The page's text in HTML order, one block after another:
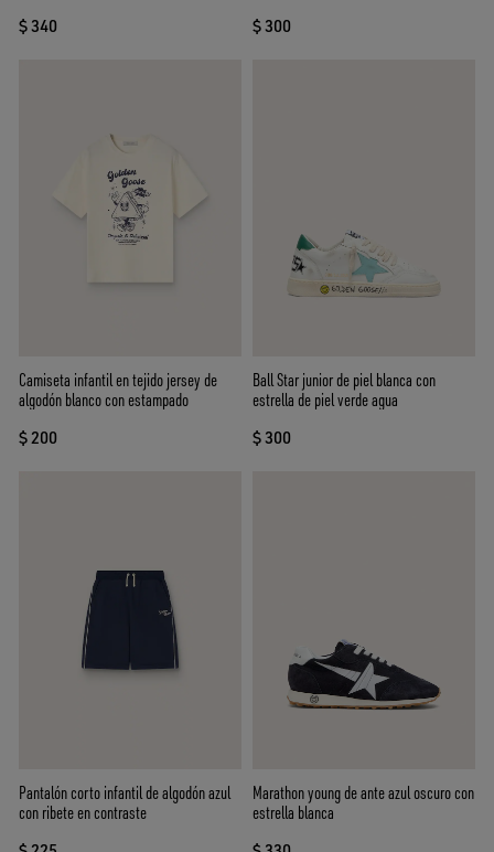
$ 340 $ 300
Camiseta infantil en tejido jersey de
algodón blanco con estampado
$ 200
Ball Star junior de piel blanca con
estrella de piel verde agua
$ 300
Pantalón corto infantil de algodón azul
con ribete en contraste
Marathon young de ante azul oscuro con
estrella blanca